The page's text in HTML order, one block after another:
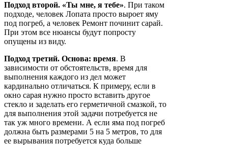
Подход второй. «Ты мне, я тебе». При таком
подходе, человек Лопата просто выроет яму
под погреб, а человек Ремонт починит сарай.
При этом все нюансы будут попросту
опущены из виду.
Подход третий. Основа: время. В
зависимости от обстоятельств, время для
выполнения каждого из дел может
кардинально отличаться. К примеру, если в
окно сарая нужно просто вставить другое
стекло и заделать его герметичной смазкой, то
для выполнения этой задачи потребуется не
так уж много времени. А если яма под погреб
должна быть размерами 5 на 5 метров, то для
ее вырывания потребуется куда больше